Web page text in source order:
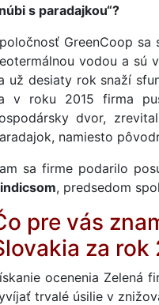
s paradajkou“?
GreenCoop
vodou a sú
už desiaty rok snaží
v roku 2015 firma
dvor,
namiesto
sa firme podarilo
, predsedom
pre vás
za rok
ocenenia Zelená
trvalé úsilie v